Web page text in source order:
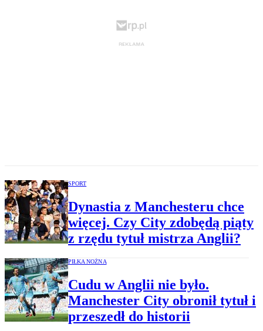
SPORT
Dynastia z Manchesteru chce
więcej. Czy City zdobędą piąty
z rzędu tytuł mistrza Anglii?
PIŁKA NOŻNA
Cudu w Anglii nie było.
Manchester City obronił tytuł i
przeszedł do historii